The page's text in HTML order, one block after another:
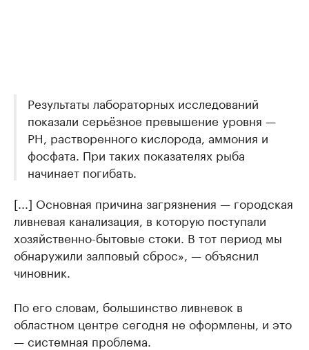
Результаты лабораторных исследований
показали серьёзное превышение уровня —
PH, растворенного кислорода, аммония и
фосфата. При таких показателях рыба
начинает погибать.
[...] Основная причина загрязнения — городская
ливневая канализация, в которую поступали
хозяйственно-бытовые стоки. В тот период мы
обнаружили залповый сброс», — объяснил
чиновник.
По его словам, большинство ливневок в
областном центре сегодня не оформлены, и это
— системная проблема.